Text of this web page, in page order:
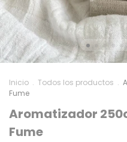
Inicio . Todos los productos .
Fume
Aromatizador
Fume